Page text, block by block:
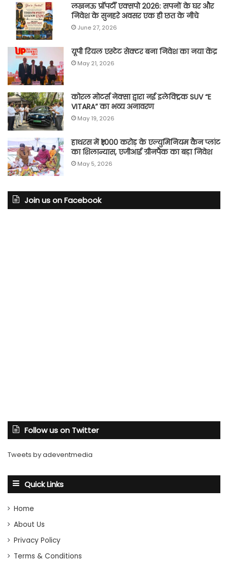
लखनऊ प्रॉपर्टी एक्सपो 2026: सपनों के घर और
निवेश के सुनहरे अवसर एक ही छत के नीचे
June 27, 2026
यूपी रियल एस्टेट सेक्टर बना निवेश का नया केंद्र
May 21, 2026
कोरल मोटर्स नेक्सा द्वारा नई इलेक्ट्रिक SUV “E
VITARA” का भव्य अनावरण
May 19, 2026
हाथरस में ₹1,000 करोड़ के एल्युमिनियम कैन प्लांट
का शिलान्यास, एजीआई ग्रीनपैक का बड़ा निवेश
May 5, 2026
Join us on Facebook
Follow us on Twitter
Tweets by adeventmedia
Quick Links
Home
About Us
Privacy Policy
Terms & Conditions